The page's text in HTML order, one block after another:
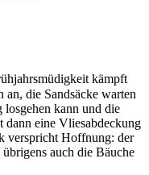
kämpft
an, die Sandsäcke warten
losgehen kann und die
eine Vliesabdeckung
verspricht Hoffnung: der
auch die Bäuche